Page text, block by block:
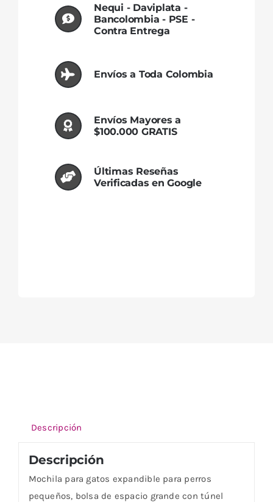
Nequi - Daviplata -
Bancolombia - PSE -
Contra Entrega
Envíos a Toda Colombia
Envíos Mayores a
$100.000 GRATIS
Últimas Reseñas
Verificadas en Google
Descripción
Descripción
Mochila para gatos expandible para perros
pequeños, bolsa de espacio grande con túnel